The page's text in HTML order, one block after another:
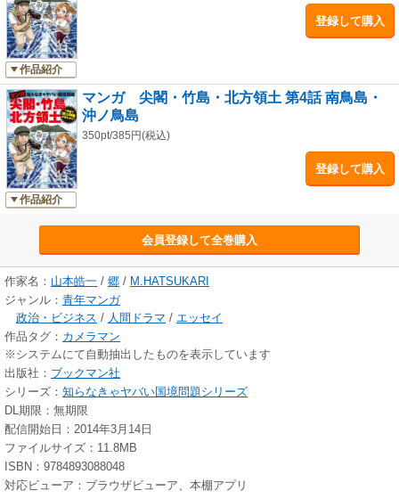
作品紹介
登録して購入
作品紹介
マンガ 尖閣・竹島・北方領土 第4話 南鳥島・
沖ノ鳥島
350pt/385円(税込)
登録して購入
会員登録して全巻購入
作家名： 山本皓一 / 郷 / M.HATSUKARI
ジャンル： 青年マンガ
政治・ビジネス / 人間ドラマ / エッセイ
作品タグ： カメラマン
※システムにて自動抽出したものを表示しています
出版社： ブックマン社
シリーズ： 知らなきゃヤバい国境問題シリーズ
DL期限：無期限
配信開始日：2014年3月14日
ファイルサイズ：11.8MB
ISBN：9784893088048
対応ビューア：ブラウザビューア、本棚アプリ